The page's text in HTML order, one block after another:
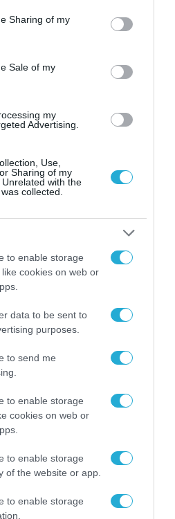
behaviour. You may click to
and its third-party tags to
purposes in below Google
Sharing of my
Sale of my
my
Advertising.
Use,
Sharing of my
with the
collected.
to enable storage
cookies on web or
data to be sent to
purposes.
to send me
to enable storage
cookies on web or
to enable storage
of the website or app.
to enable storage
ημέρες μετά την
call. Μπορείτε
στο αρχείο, καλώντας
και εισάγοντας τον
σας ζητηθεί.